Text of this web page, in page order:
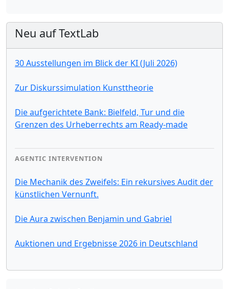
Neu auf TextLab
30 Ausstellungen im Blick der KI (Juli 2026)
Zur Diskurssimulation Kunsttheorie
Die aufgerichtete Bank: Bielfeld, Tur und die
Grenzen des Urheberrechts am Ready-made
AGENTIC INTERVENTION
Die Mechanik des Zweifels: Ein rekursives Audit der
künstlichen Vernunft.
Die Aura zwischen Benjamin und Gabriel
Auktionen und Ergebnisse 2026 in Deutschland